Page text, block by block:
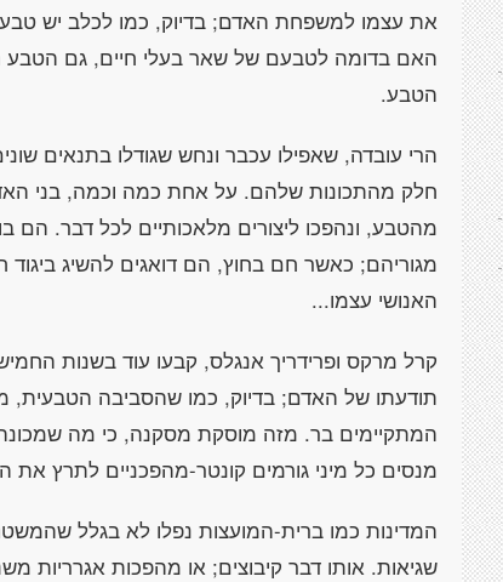
את עצמו למשפחת האדם; בדיוק, כמו לכלב יש
האם בדומה לטבעם של שאר בעלי חיים, גם הטבע
הטבע.
הרי עובדה, שאפילו עכבר ונחש שגודלו בתנאים
חלק מהתכונות שלהם. על אחת כמה וכמה, בני
מהטבע, ונהפכו ליצורים מלאכותיים לכל דבר. הם
מגוריהם; כאשר חם בחוץ, הם דואגים להשיג
האנושי עצמו...
תודעתו של האדם; בדיוק, כמו שהסביבה
המתקיימים בר. מזה מוסקת מסקנה, כי מה
מנסים כל מיני גורמים קונטר-מהפכניים לתרץ את
המדינות כמו ברית-המועצות נפלו לא בגלל
שגיאות. אותו דבר קיבוצים; או מהפכות אגרריות